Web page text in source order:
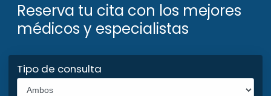
Reserva tu cita con los mejores
médicos y especialistas
Tipo de consulta